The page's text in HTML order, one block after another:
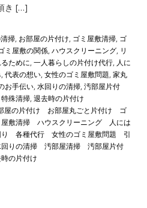
き […]
掃, お部屋の片付け, ゴミ屋敷清掃, ゴ
ミ屋敷の関係, ハウスクリーニング, リ
ために, 一人暮らしの片付け代行, 人に
, 代表の想い, 女性のゴミ屋敷問題, 家丸
お手伝い, 水回りの清掃, 汚部屋片付
特殊清掃, 退去時の片付け
屋の片付け お部屋丸ごと片付け
ゴ
敷清掃 ハウスクリーニング
人には
各種代行 女性のゴミ屋敷問題
引
りの清掃 汚部屋清掃
汚部屋片付
の片付け